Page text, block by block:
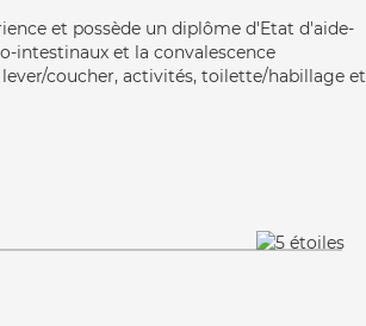
et possède un diplôme d'Etat d'aide-
intestinaux et la convalescence
coucher, activités, toilette/habillage et